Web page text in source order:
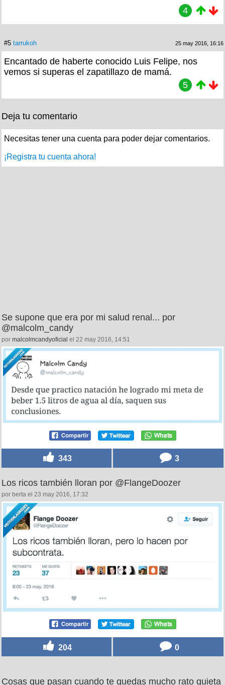
4
#5 tarrukoh 25 may 2016, 16:16
Encantado de haberte conocido Luis Felipe, nos
vemos si superas el zapatillazo de mamá.
5
Deja tu comentario
Necesitas tener una cuenta para poder dejar comentarios.
¡Registra tu cuenta ahora!
Se supone que era por mi salud renal... por
@malcolm_candy
por malcolmcandyoficial el 22 may 2016, 14:51
343 3
Los ricos también lloran por @FlangeDoozer
por berta el 23 may 2016, 17:32
204 0
Cosas que pasan cuando te quedas mucho rato quieta